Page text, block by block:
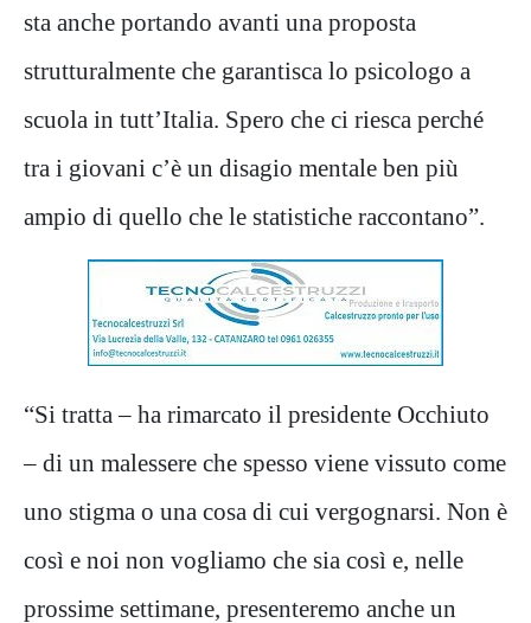
sta anche portando avanti una proposta
strutturalmente che garantisca lo psicologo a
scuola in tutt’Italia. Spero che ci riesca perché
tra i giovani c’è un disagio mentale ben più
ampio di quello che le statistiche raccontano”.
“Si tratta – ha rimarcato il presidente Occhiuto
– di un malessere che spesso viene vissuto come
uno stigma o una cosa di cui vergognarsi. Non è
così e noi non vogliamo che sia così e, nelle
prossime settimane, presenteremo anche un